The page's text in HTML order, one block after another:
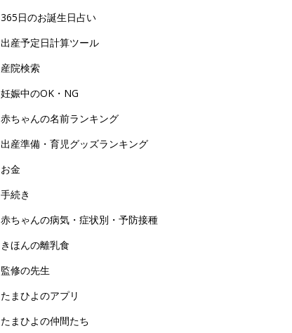
365日のお誕生日占い
出産予定日計算ツール
産院検索
妊娠中のOK・NG
赤ちゃんの名前ランキング
出産準備・育児グッズランキング
お金
手続き
赤ちゃんの病気・症状別・予防接種
きほんの離乳食
監修の先生
たまひよのアプリ
たまひよの仲間たち